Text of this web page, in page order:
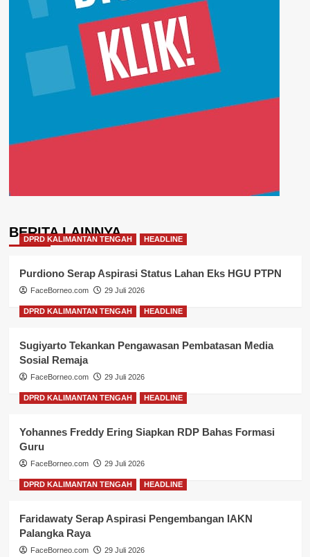
BERITA LAINNYA
DPRD KALIMANTAN TENGAH HEADLINE
Purdiono Serap Aspirasi Status Lahan Eks HGU PTPN
FaceBorneo.com 29 Juli 2026
DPRD KALIMANTAN TENGAH HEADLINE
Sugiyarto Tekankan Pengawasan Pembatasan Media
Sosial Remaja
FaceBorneo.com 29 Juli 2026
DPRD KALIMANTAN TENGAH HEADLINE
Yohannes Freddy Ering Siapkan RDP Bahas Formasi
Guru
FaceBorneo.com 29 Juli 2026
DPRD KALIMANTAN TENGAH HEADLINE
Faridawaty Serap Aspirasi Pengembangan IAKN
Palangka Raya
FaceBorneo.com 29 Juli 2026